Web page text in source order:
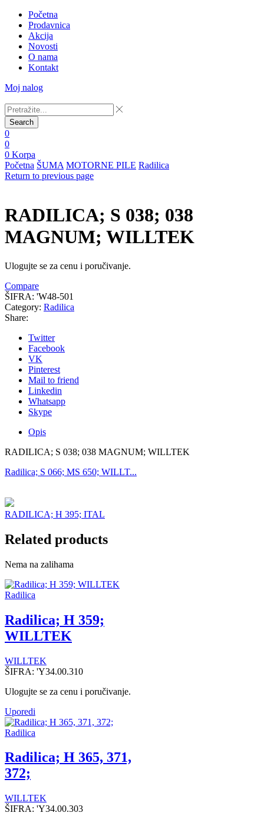
Početna
Prodavnica
Akcija
Novosti
O nama
Kontakt
Moj nalog
Search
0
0
0 Korpa
Početna ŠUMA MOTORNE PILE Radilica
Return to previous page
RADILICA; S 038; 038
MAGNUM; WILLTEK
Ulogujte se za cenu i poručivanje.
Compare
ŠIFRA: 'W48-501
Category: Radilica
Share:
Twitter
Facebook
VK
Pinterest
Mail to friend
Linkedin
Whatsapp
Skype
Opis
RADILICA; S 038; 038 MAGNUM; WILLTEK
Radilica; S 066; MS 650; WILLT...
RADILICA; H 395; ITAL
Related products
Nema na zalihama
Radilica
Radilica; H 359;
WILLTEK
WILLTEK
ŠIFRA: 'Y34.00.310
Ulogujte se za cenu i poručivanje.
Uporedi
Radilica
Radilica; H 365, 371,
372;
WILLTEK
ŠIFRA: 'Y34.00.303